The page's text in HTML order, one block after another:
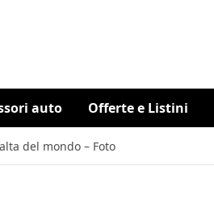
auto Offerte e Listini
del mondo – Foto